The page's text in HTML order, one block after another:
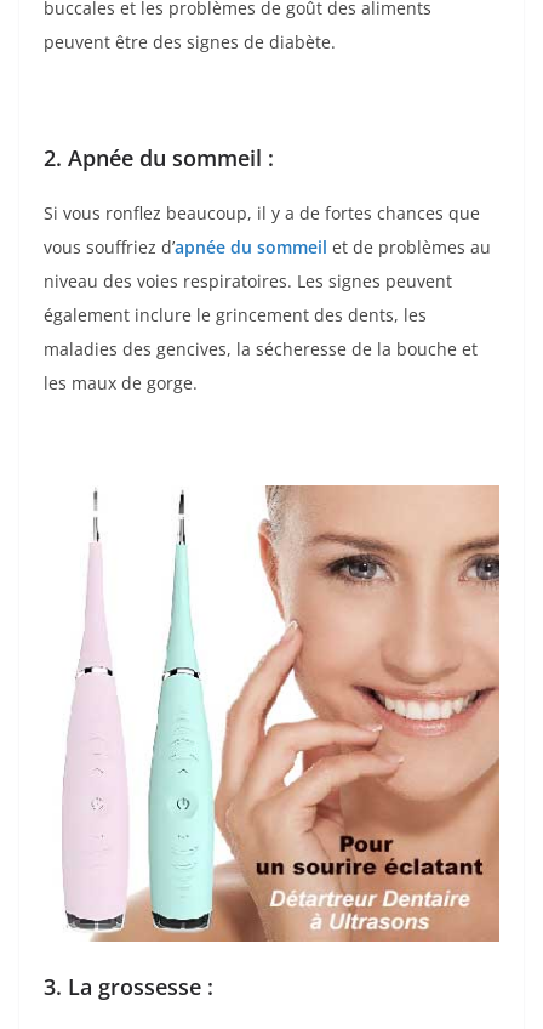
buccales et les problèmes de goût des aliments
peuvent être des signes de diabète.
2. Apnée du sommeil :
Si vous ronflez beaucoup, il y a de fortes chances que
vous souffriez d’apnée du sommeil et de problèmes au
niveau des voies respiratoires. Les signes peuvent
également inclure le grincement des dents, les
maladies des gencives, la sécheresse de la bouche et
les maux de gorge.
3. La grossesse :